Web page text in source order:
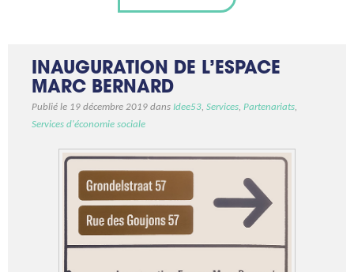
INAUGURATION DE L’ESPACE
MARC BERNARD
Publié le 19 décembre 2019 dans Idee53, Services, Partenariats,
Services d'économie sociale